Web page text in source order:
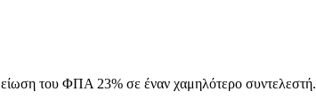
του ΦΠΑ 23% σε έναν χαμηλότερο συντελεστή.